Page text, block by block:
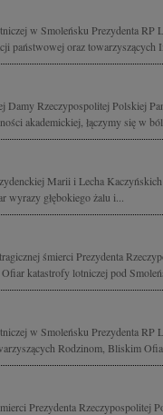
w Smoleńsku Prezydenta RP
państwowej oraz towarzyszących
Damy Rzeczypospolitej Polskiej
akademickiej, łączymy się w
Marii i Lecha
głębokiego żalu i...
śmierci Prezydenta
katastrofy lotniczej pod
w Smoleńsku Prezydenta RP
Rodzinom, Bliskim
Prezydenta Rzeczypospolitej